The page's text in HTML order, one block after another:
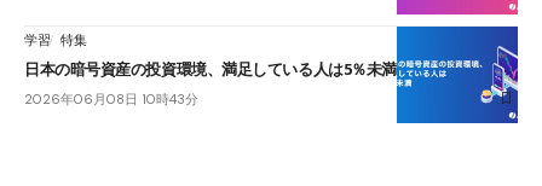
学習 特集
日本の暗号資産の投資環境、満足している人は5％未満
2026年06月08日 10時43分